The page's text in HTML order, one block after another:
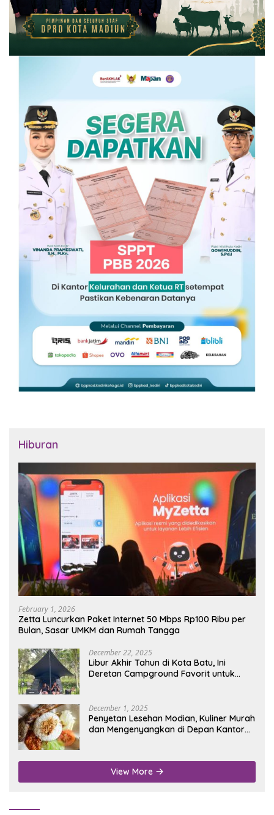
Hiburan
February 1, 2026
Zetta Luncurkan Paket Internet 50 Mbps Rp100 Ribu per
Bulan, Sasar UMKM dan Rumah Tangga
December 22, 2025
Libur Akhir Tahun di Kota Batu, Ini
Deretan Campground Favorit untuk
December 1, 2025
Penyetan Lesehan Modian, Kuliner Murah
dan Mengenyangkan di Depan Kantor
View More